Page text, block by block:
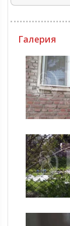
Галерия